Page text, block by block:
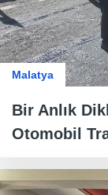
Malatya
Bir Anlık
Otomobil